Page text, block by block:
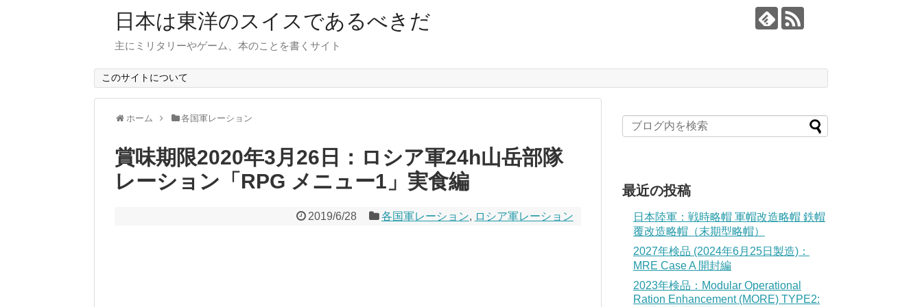
日本は東洋のスイスであるべきだ
主にミリタリーやゲーム、本のことを書くサイト
このサイトについて
ホーム 各国軍レーション
賞味期限2020年3月26日：ロシア軍24h山岳部隊
レーション「RPG メニュー1」実食編
2019/6/28 各国軍レーション, ロシア軍レーション
最近の投稿
日本陸軍：戦時略帽 軍帽改造略帽 鉄帽
覆改造略帽（末期型略帽）
2027年検品 (2024年6月25日製造)：
MRE Case A 開封編
2023年検品：Modular Operational
Ration Enhancement (MORE) TYPE2: